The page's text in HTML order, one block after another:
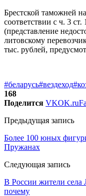
Брестской таможней
соответствии с ч. 3
(представление
литовскому
тыс. рублей,
#беларусь#вездеход
168
Поделится VKOK.ru
Предыдущая запись
Более 100 юных
Пружанах
Следующая запись
В России жители села
почему